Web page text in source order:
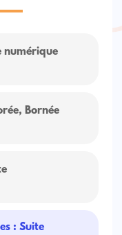
numérique
Bornée
: Suite